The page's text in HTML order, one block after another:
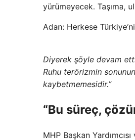
yürümeyecek. Taşıma,
Adan: Herkese
Diyerek şöyle devam
Ruhu terörizmin
kaybetmemesidir.”
“Bu süreç,
MHP Başkan